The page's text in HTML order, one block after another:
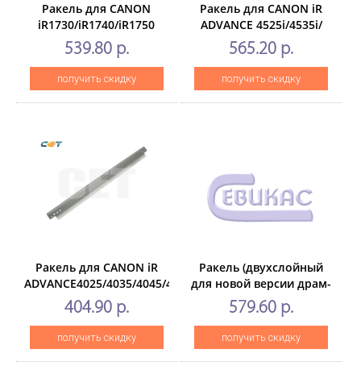
Ракель для CANON
iR1730/iR1740/iR1750
(CET), CET5221
539.80 р.
получить скидку
Ракель для CANON iR
ADVANCE 4525i/4535i/
4545i/4551i(CET), CET7487
565.20 р.
получить скидку
Ракель для CANON iR
ADVANCE4025/4035/4045/4051/4225/4235/4245/4251
(CET), CET6557
404.90 р.
получить скидку
Ракель (двухслойный
для новой версии драм-
юнита) дляCANON iR
ADVANCE
C5030/C5035/C5250/C5255
(CET),CET281065
579.60 р.
получить скидку